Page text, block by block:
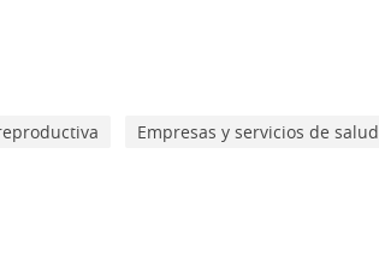
Empresas y servicios de salud